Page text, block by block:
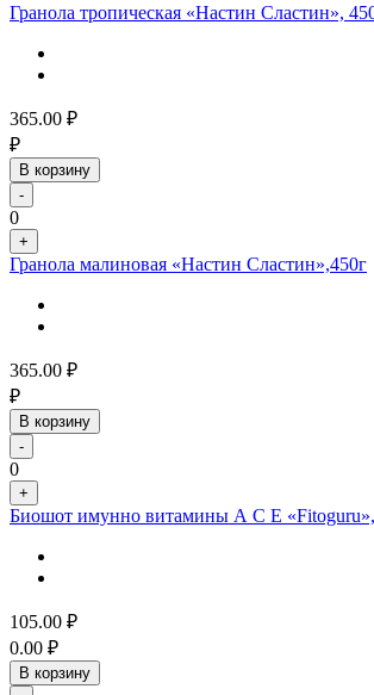
Гранола тропическая «Настин Сластин»,
365.00 ₽
₽
В корзину
-
0
+
Гранола малиновая «Настин Сластин»,450г
365.00 ₽
₽
В корзину
-
0
+
Биошот имунно витамины А С Е
105.00 ₽
0.00 ₽
В корзину